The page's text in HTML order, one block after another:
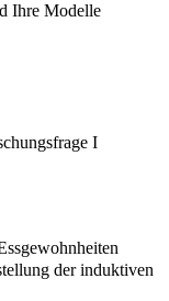
Ihre Modelle
I
der induktiven